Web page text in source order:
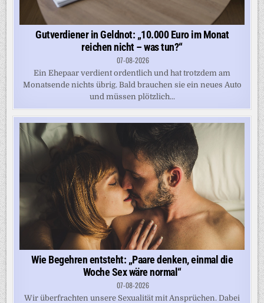
Gutverdiener in Geldnot: „10.000 Euro im Monat
reichen nicht – was tun?“
07-08-2026
Ein Ehepaar verdient ordentlich und hat trotzdem am
Monatsende nichts übrig. Bald brauchen sie ein neues Auto
und müssen plötzlich...
Wie Begehren entsteht: „Paare denken, einmal die
Woche Sex wäre normal“
07-08-2026
Wir überfrachten unsere Sexualität mit Ansprüchen. Dabei